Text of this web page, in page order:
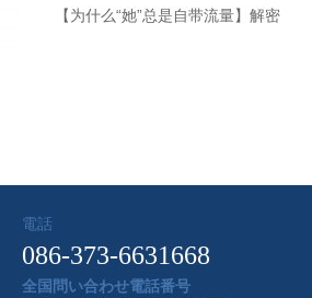
【为什么“她”总是自带流量】解密
電話
086-373-6631668
全国問い合わせ電話番号